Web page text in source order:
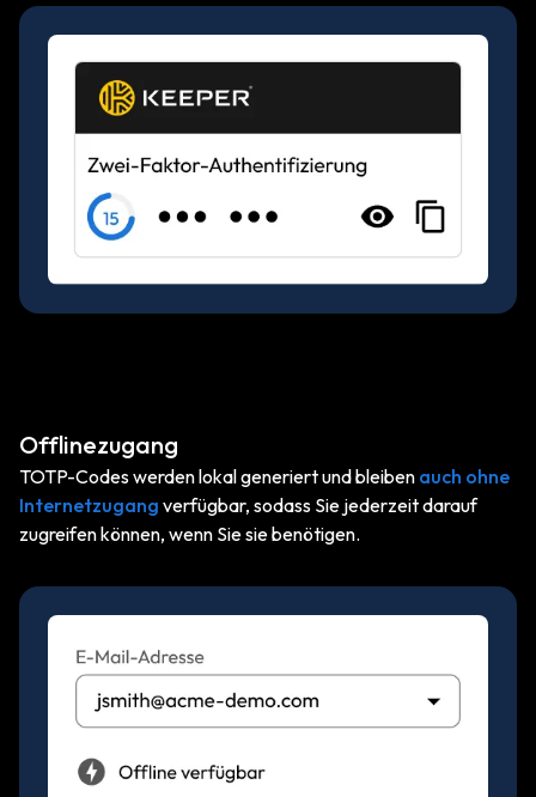
Offlinezugang
TOTP-Codes werden lokal generiert und bleiben auch ohne
Internetzugang verfügbar, sodass Sie jederzeit darauf
zugreifen können, wenn Sie sie benötigen.